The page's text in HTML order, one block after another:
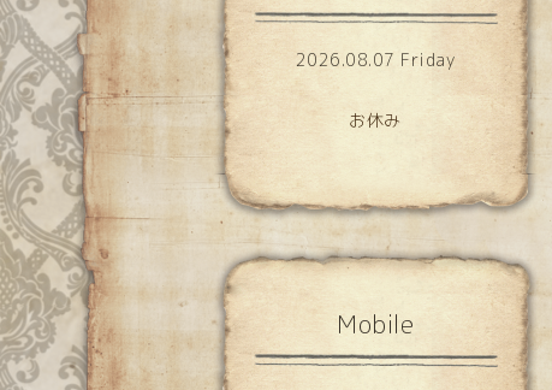
2026.08.07 Friday
お休み
Mobile